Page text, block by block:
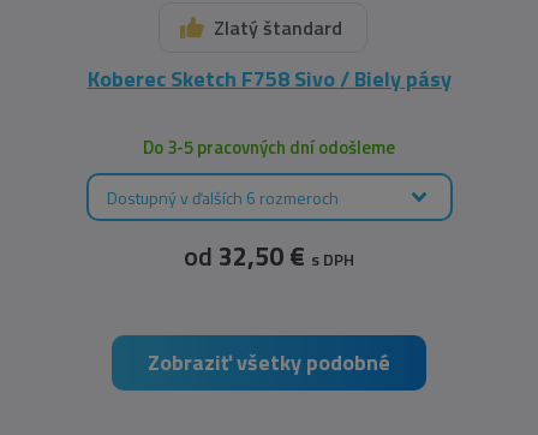
Zlatý štandard
Koberec Sketch F758 Sivo / Biely pásy
Do 3-5 pracovných dní odošleme
Dostupný v ďalších 6 rozmeroch
od 32,50 € s DPH
Zobraziť všetky podobné